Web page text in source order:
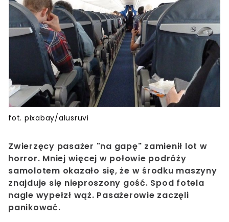
fot. pixabay/alusruvi
Zwierzęcy pasażer "na gapę" zamienił lot w
horror. Mniej więcej w połowie podróży
samolotem okazało się, że w środku maszyny
znajduje się nieproszony gość. Spod fotela
nagle wypełzł wąż. Pasażerowie zaczęli
panikować.